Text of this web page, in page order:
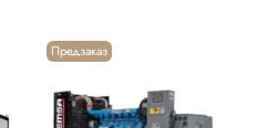
Предзаказ